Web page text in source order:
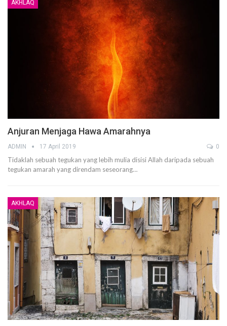
AKHLAQ
Anjuran Menjaga Hawa Amarahnya
ADMIN 17 April 2019 0
Tidaklah sebuah tegukan yang lebih mulia disisi Allah daripada sebuah
tegukan amarah yang direndam seseorang…
AKHLAQ